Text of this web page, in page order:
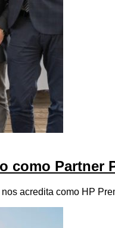
como Partner
acredita como HP